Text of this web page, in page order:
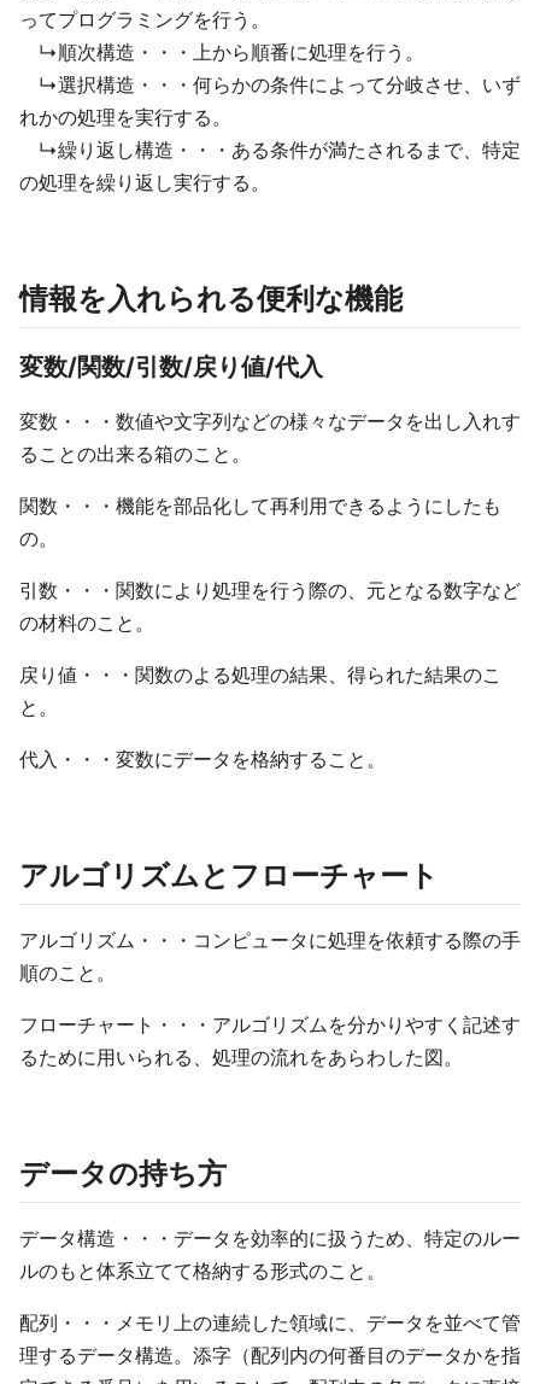
ってプログラミングを行う。
↳順次構造・・・上から順番に処理を行う。
↳選択構造・・・何らかの条件によって分岐させ、いず
れかの処理を実行する。
↳繰り返し構造・・・ある条件が満たされるまで、特定
の処理を繰り返し実行する。
情報を入れられる便利な機能
変数/関数/引数/戻り値/代入
変数・・・数値や文字列などの様々なデータを出し入れす
ることの出来る箱のこと。
関数・・・機能を部品化して再利用できるようにしたも
の。
引数・・・関数により処理を行う際の、元となる数字など
の材料のこと。
戻り値・・・関数のよる処理の結果、得られた結果のこ
と。
代入・・・変数にデータを格納すること。
アルゴリズムとフローチャート
アルゴリズム・・・コンピュータに処理を依頼する際の手
順のこと。
フローチャート・・・アルゴリズムを分かりやすく記述す
るために用いられる、処理の流れをあらわした図。
データの持ち方
データ構造・・・データを効率的に扱うため、特定のルー
ルのもと体系立てて格納する形式のこと。
配列・・・メモリ上の連続した領域に、データを並べて管
理するデータ構造。添字（配列内の何番目のデータかを指